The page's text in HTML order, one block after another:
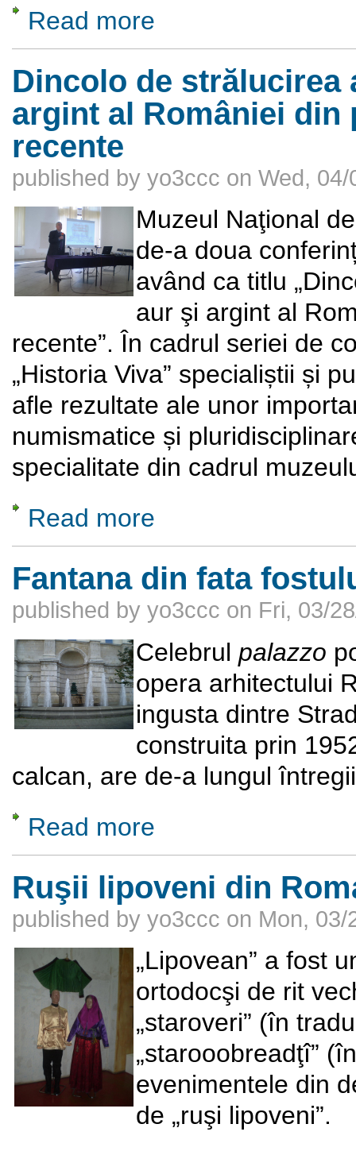
Read more
Dincolo de strălucirea
argint al României
recente
published by yo3ccc on Wed,
Muzeul Naţional
de-a doua
având ca titlu
aur şi argint al
recente”. În cadrul seriei de
„Historia Viva” specialiștii și
afle rezultate ale unor
numismatice și
specialitate din cadrul
Read more
Fantana din fata
published by yo3ccc on Fri, 03/
Celebrul palazzo
opera arhitectului
ingusta dintre
construita prin
calcan, are de-a lungul
Read more
Ruşii lipoveni din
published by yo3ccc on Mon, 03/
„Lipovean” a fost
ortodocşi de rit
„staroveri” (în
„starooobreadţî”
evenimentele din
de „ruşi lipoveni”.